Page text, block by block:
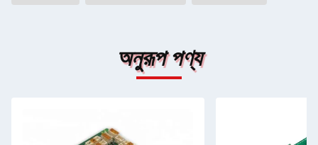
অনুরূপ পণ্য